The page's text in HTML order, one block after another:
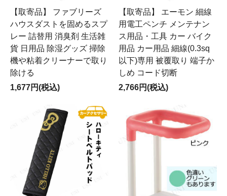
【取寄品】 ファブリーズ
ハウスダストを固めるスプ
レー 詰替用 消臭剤 生活雑
貨 日用品 除湿グッズ 掃除
機や粘着クリーナーで取り
除ける
1,677円(税込)
【取寄品】 エーモン 細線
用電工ペンチ メンテナン
ス用品・工具 カー バイク
用品 カー用品 細線(0.3sq
以下)専用 被覆取り 端子か
しめ コード切断
2,766円(税込)